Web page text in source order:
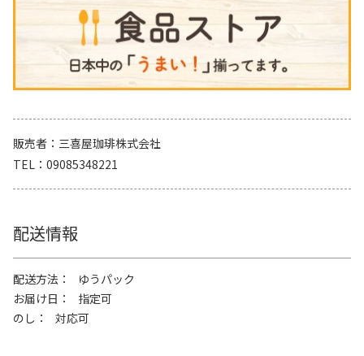
販売者
三喜屋珈琲株式会社
TEL
09085348221
配送情報
配送方法
ゆうパック
お届け日
指定可
のし
対応可